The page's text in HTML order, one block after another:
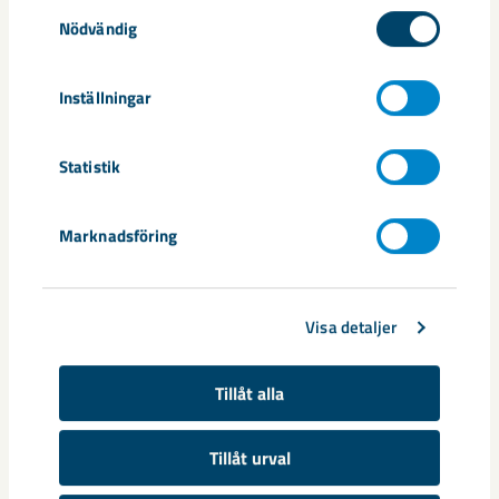
Nödvändig
Inställningar
Statistik
Marknadsföring
Visa detaljer
Tillåt alla
Tillåt urval
Relaterat innehåll
Sibirien-området i gamla Kiruna